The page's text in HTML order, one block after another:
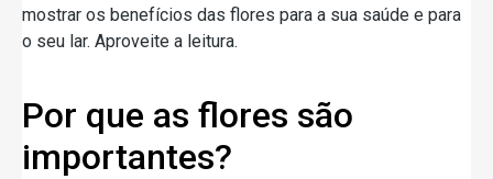
mostrar os benefícios das flores para a sua saúde e para
o seu lar. Aproveite a leitura.
Por que as flores são
importantes?